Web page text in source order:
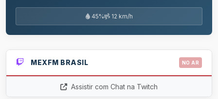
45% 12 km/h
MEXFM BRASIL NO AR
Assistir com Chat na Twitch